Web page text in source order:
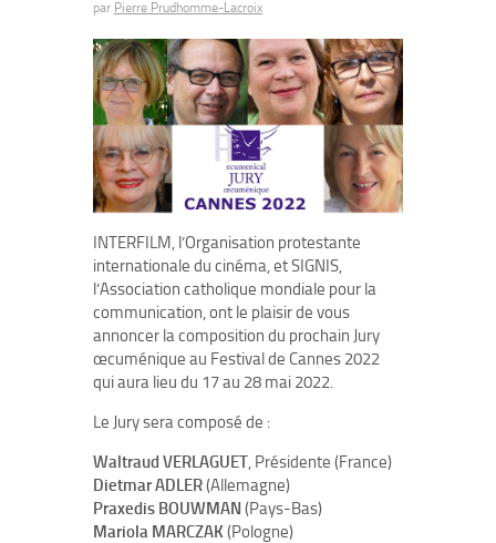
par Pierre Prudhomme-Lacroix
INTERFILM, l’Organisation protestante
internationale du cinéma, et SIGNIS,
l’Association catholique mondiale pour la
communication, ont le plaisir de vous
annoncer la composition du prochain Jury
œcuménique au Festival de Cannes 2022
qui aura lieu du 17 au 28 mai 2022.
Le Jury sera composé de :
Waltraud VERLAGUET, Présidente (France)
Dietmar ADLER(Allemagne)
Praxedis BOUWMAN (Pays-Bas)
Mariola MARCZAK(Pologne)